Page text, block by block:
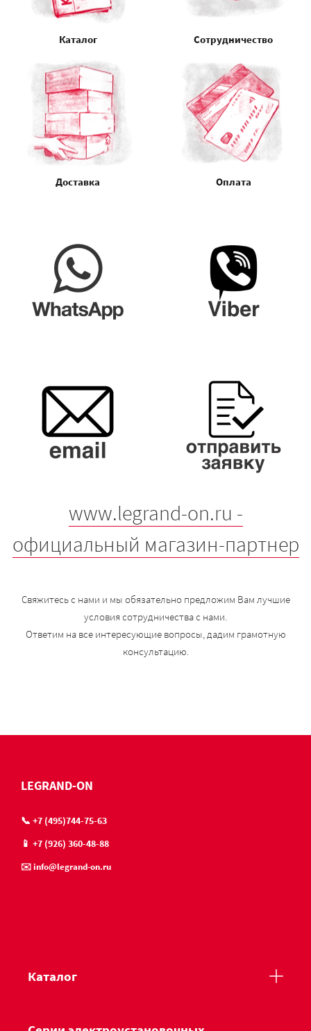
Каталог Сотрудничество
Доставка Оплата
www.legrand-on.ru -
официальный магазин-партнер
Свяжитесь с нами и мы обязательно предложим Вам лучшие
условия сотрудничества с нами.
Ответим на все интересующие вопросы, дадим грамотную
консультацию.
LEGRAND-ON
📞 +7 (495)744-75-63
📱 +7 (926) 360-48-88
✉️ info@legrand-on.ru
Каталог